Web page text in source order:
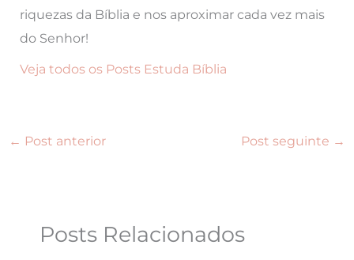
riquezas da Bíblia e nos aproximar cada vez mais
do Senhor!
Veja todos os Posts Estuda Bíblia
← Post anterior Post seguinte →
Posts Relacionados